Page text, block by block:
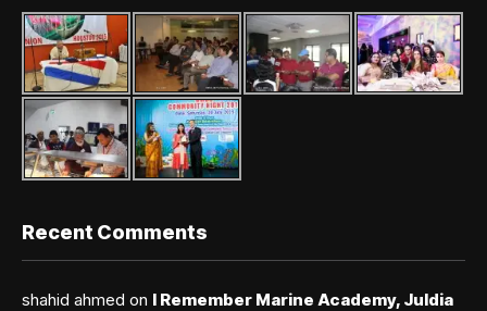
Recent Comments
shahid ahmed on I Remember Marine Academy, Juldia